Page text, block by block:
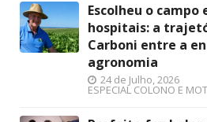
Escolheu o campo
hospitais: a
Carboni entre a
agronomia
24 de Julho, 2026
ESPECIAL COLONO E